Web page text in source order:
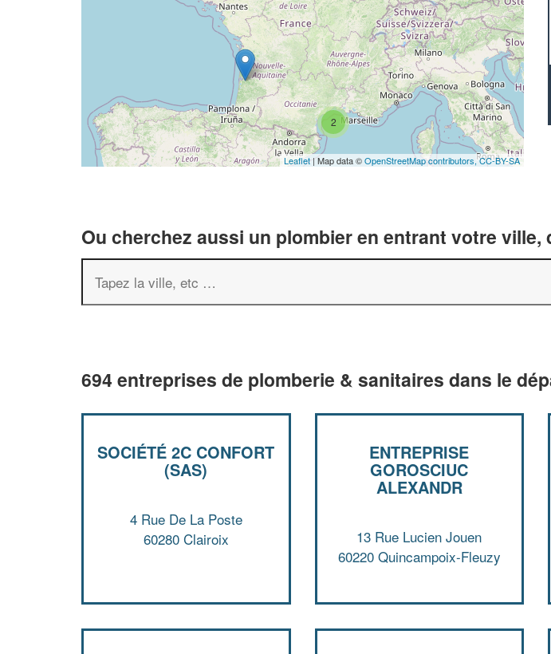
2
Leaflet | Map data ©OpenStreetMap contributors,CC-BY-SA
Ou cherchez aussi un plombier en entrant votre
694 entreprises de plomberie & sanitaires dans le
SOCIÉTÉ 2C CONFORT
(SAS)
4 Rue De La Poste
60280 Clairoix
ENTREPRISE
GOROSCIUC
ALEXANDR
13 Rue Lucien Jouen
60220 Quincampoix-Fleuzy